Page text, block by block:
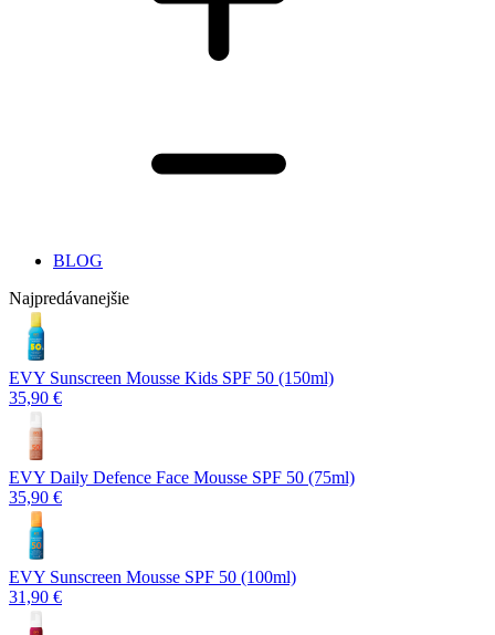
BLOG
Najpredávanejšie
EVY Sunscreen Mousse Kids SPF 50 (150ml)
35,90 €
EVY Daily Defence Face Mousse SPF 50 (75ml)
35,90 €
EVY Sunscreen Mousse SPF 50 (100ml)
31,90 €